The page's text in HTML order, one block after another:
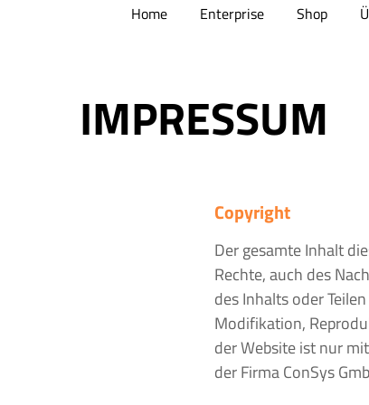
Home Enterprise Shop
IMPRESSUM
Copyright
Der gesamte Inhalt
Rechte, auch des
des Inhalts oder
Modifikation,
der Website ist nur
der Firma ConSys